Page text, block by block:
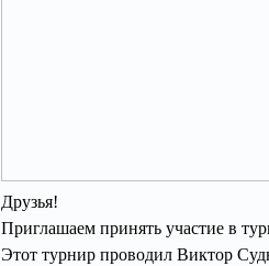
Друзья!
Приглашаем принять участие в
Этот турнир проводил Виктор